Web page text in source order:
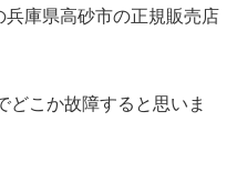
兵庫県高砂市の正規販売店
どこか故障すると思いま